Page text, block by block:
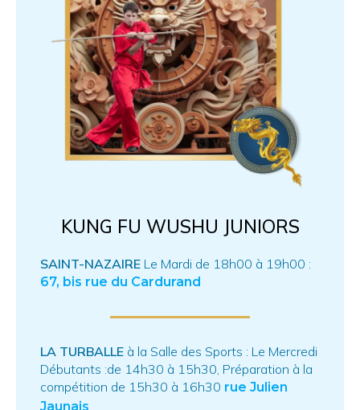
KUNG FU WUSHU JUNIORS
SAINT-NAZAIRE Le Mardi de 18h00 à 19h00 :
67, bis rue du Cardurand
LA TURBALLE à la Salle des Sports : Le Mercredi
Débutants :de 14h30 à 15h30, Préparation à la
compétition de 15h30 à 16h30 rue Julien
Jaunais